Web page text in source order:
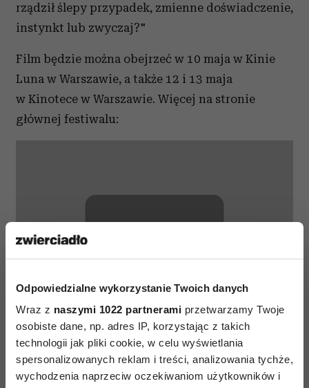
Odpowiedzialne wykorzystanie Twoich danych
Wraz z naszymi 1022 partnerami przetwarzamy Twoje
osobiste dane, np. adres IP, korzystając z takich
technologii jak pliki cookie, w celu wyświetlania
spersonalizowanych reklam i treści, analizowania tychże,
wychodzenia naprzeciw oczekiwaniom użytkowników i
rządził ślepy przypadek, zmienne doświadczenie,
instynkt lub zwyczaj?"
Film będzie można obejrzeć w 10 maja w Kinie
Luna w Warszawie, a także 12 i 13 maja
w Kinotece w Warszawie. Więcej na stronie
głównej festiwalu:
⋯
Proszęakceptuj pliki cookie marketingowe , aby wyświetlić
tę zawartość YouTube.